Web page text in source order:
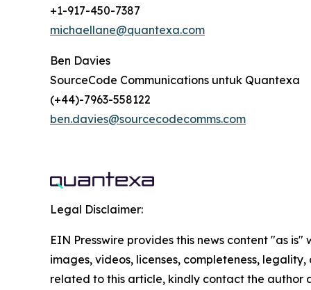
+1-917-450-7387
michaellane@quantexa.com
Ben Davies
SourceCode Communications untuk Quantexa
(+44)-7963-558122
ben.davies@sourcecodecomms.com
Legal Disclaimer:
EIN Presswire provides this news content "as
images, videos, licenses, completeness,
related to this article, kindly contact the author